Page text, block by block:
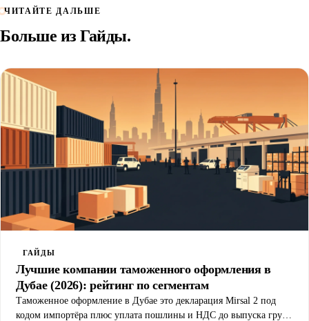
ЧИТАЙТЕ ДАЛЬШЕ
Больше изГайды.
ГАЙДЫ
Лучшие компании таможенного оформления в
Дубае (2026): рейтинг по сегментам
Таможенное оформление в Дубае это декларация Mirsal 2 под
кодом импортёра плюс уплата пошлины и НДС до выпуска груза.